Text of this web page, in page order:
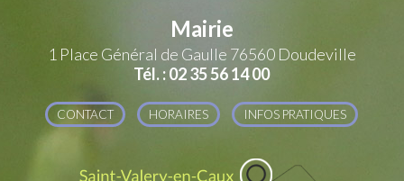
Mairie
1 Place Général de Gaulle 76560 Doudeville
Tél. : 02 35 56 14 00
CONTACT HORAIRES INFOS PRATIQUES